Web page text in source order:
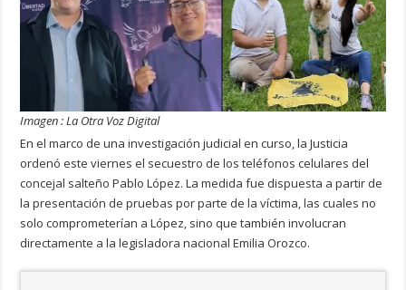
Imagen : La Otra Voz Digital
En el marco de una investigación judicial en curso, la Justicia
ordenó este viernes el secuestro de los teléfonos celulares del
concejal salteño Pablo López. La medida fue dispuesta a partir de
la presentación de pruebas por parte de la víctima, las cuales no
solo comprometerían a López, sino que también involucran
directamente a la legisladora nacional Emilia Orozco.